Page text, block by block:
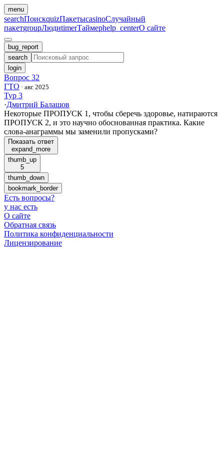
menu
searchПоискquizПакетыcasinoСлучайный
пакетgroupЛюдиtimerТаймерhelp_centerО сайте
bug_report
search
login
Вопрос 32
ГТО · авг. 2025
Тур 3
·Дмитрий Балашов
Некоторые ПРОПУСК 1, чтобы сберечь здоровье, натираются
ПРОПУСК 2, и это научно обоснованная практика. Какие
слова-анаграммы мы заменили пропусками?
Показать ответ
expand_more
thumb_up
5
thumb_down
bookmark_border
Есть вопросы?
у нас есть
О сайте
Обратная связь
Политика конфиденциальности
Лицензирование